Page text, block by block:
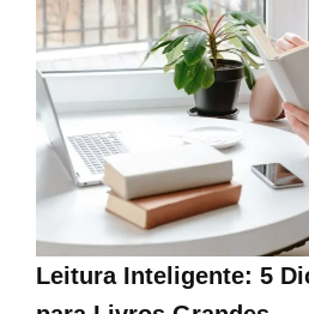
Leitura Inteligente: 5